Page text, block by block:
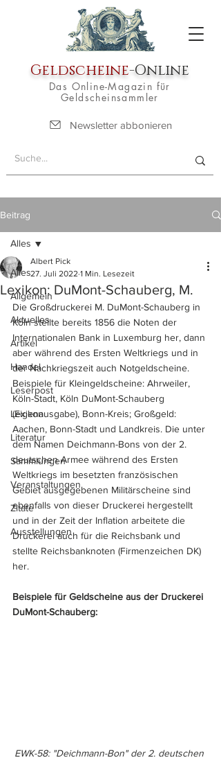
Geldscheine-Online
Das Online-Magazin für
Geldscheinsammler
Newsletter abbonieren
Beitrag
Alles
Allgemein
Aktuelles
Artikel
Handel
Leserpost
Lexikon
Literatur
Sammlungen
Veranstaltungen
Zitate
Ausstellungen
Alles
Lexikon: DuMont-Schauberg, M.
Albert Pick
27. Juli 2022 1 Min. Lesezeit
Die Großdruckerei M. DuMont-Schauberg in
Köln stellte bereits 1856 die Noten der
Internationalen Bank in Luxemburg her, dann
aber während des Ersten Weltkriegs und in
der Nachkriegszeit auch Notgeldscheine.
Beispiele für Kleingeldscheine: Ahrweiler,
Köln-Stadt, Köln DuMont-Schauberg
(Eigenausgabe), Bonn-Kreis; Großgeld:
Aachen, Bonn-Stadt und Landkreis. Die unter
dem Namen Deichmann-Bons von der 2.
deutschen Armee während des Ersten
Weltkriegs im besetzten französischen
Gebiet ausgegebenen Militärscheine sind
ebenfalls von dieser Druckerei hergestellt
und in der Zeit der Inflation arbeitete die
Druckerei auch für die Reichsbank und
stellte Reichsbanknoten (Firmenzeichen DK)
her.
Beispiele für Geldscheine aus der Druckerei
DuMont-Schauberg:
EWK-58: "Deichmann-Bon" der 2. deutschen